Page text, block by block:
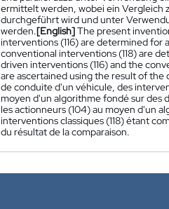
ermittelt werden, wobei ein Vergleich
durchgeführt wird und unter
werden.[English]The present
interventions (116) are determined for
conventional interventions (118) are
driven interventions (116) and the
are ascertained using the result of the
de conduite d'un véhicule, des
moyen d'un algorithme fondé sur des
les actionneurs (104) au moyen d'un
interventions classiques (118) étant
du résultat de la comparaison.